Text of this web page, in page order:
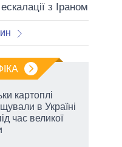
з Іраном
картоплі
в Україні
час великої